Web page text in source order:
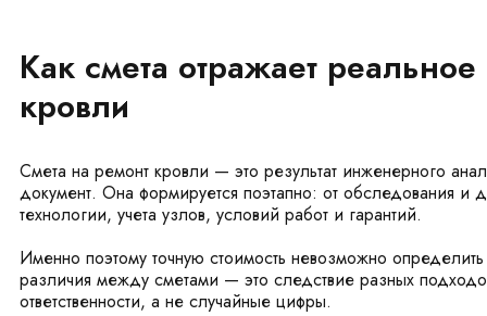
Как смета отражает реальное
кровли
Смета на ремонт кровли — это результат инженерного
документ. Она формируется поэтапно: от обследования и
технологии, учета узлов, условий работ и гарантий.
Именно поэтому точную стоимость невозможно
различия между сметами — это следствие разных
ответственности, а не случайные цифры.